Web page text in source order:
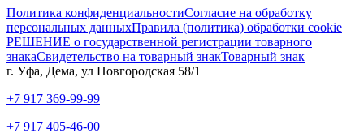
Политика конфиденциальностиСогласие на обработку
персональных данныхПравила (политика) обработки cookie
РЕШЕНИЕ о государственной регистрации товарного
знакаСвидетельство на товарный знакТоварный знак
г. Уфа, Дема, ул Новгородская 58/1
‎+7 917 369-99-99
+7 917 405-46-00